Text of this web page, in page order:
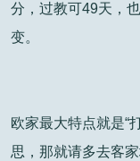
分，过教可49天，
变。
欧家最大特点就是“
思，那就请多去客